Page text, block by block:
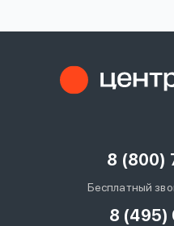
8 (800)
Бесплатный
8 (495)
Войти под другим номером